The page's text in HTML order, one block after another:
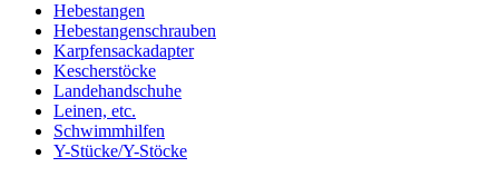
Hebestangen
Hebestangenschrauben
Karpfensackadapter
Kescherstöcke
Landehandschuhe
Leinen, etc.
Schwimmhilfen
Y-Stücke/Y-Stöcke